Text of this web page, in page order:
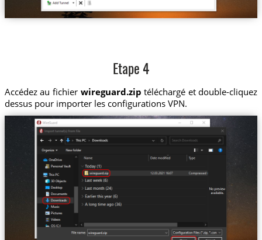
Etape 4
Accédez au fichier wireguard.zip téléchargé et double-cliquez
dessus pour importer les configurations VPN.